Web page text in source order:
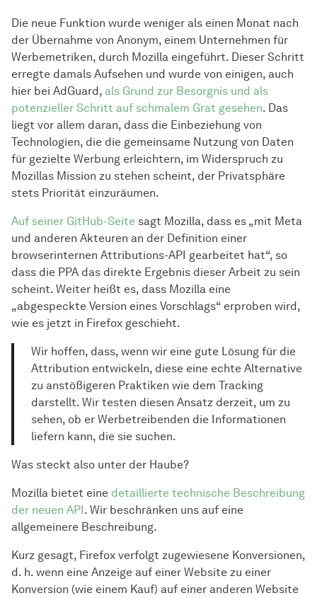
Die neue Funktion wurde weniger als einen Monat nach
der Übernahme von Anonym, einem Unternehmen für
Werbemetriken, durch Mozilla eingeführt. Dieser Schritt
erregte damals Aufsehen und wurde von einigen, auch
hier bei AdGuard, als Grund zur Besorgnis und als
potenzieller Schritt auf schmalem Grat gesehen. Das
liegt vor allem daran, dass die Einbeziehung von
Technologien, die die gemeinsame Nutzung von Daten
für gezielte Werbung erleichtern, im Widerspruch zu
Mozillas Mission zu stehen scheint, der Privatsphäre
stets Priorität einzuräumen.
Auf seiner GitHub-Seite sagt Mozilla, dass es „mit Meta
und anderen Akteuren an der Definition einer
browserinternen Attributions-API gearbeitet hat“, so
dass die PPA das direkte Ergebnis dieser Arbeit zu sein
scheint. Weiter heißt es, dass Mozilla eine
„abgespeckte Version eines Vorschlags“ erproben wird,
wie es jetzt in Firefox geschieht.
Wir hoffen, dass, wenn wir eine gute Lösung für die
Attribution entwickeln, diese eine echte Alternative
zu anstößigeren Praktiken wie dem Tracking
darstellt. Wir testen diesen Ansatz derzeit, um zu
sehen, ob er Werbetreibenden die Informationen
liefern kann, die sie suchen.
Was steckt also unter der Haube?
Mozilla bietet eine detaillierte technische Beschreibung
der neuen API. Wir beschränken uns auf eine
allgemeinere Beschreibung.
Kurz gesagt, Firefox verfolgt zugewiesene Konversionen,
d. h. wenn eine Anzeige auf einer Website zu einer
Konversion (wie einem Kauf) auf einer anderen Website